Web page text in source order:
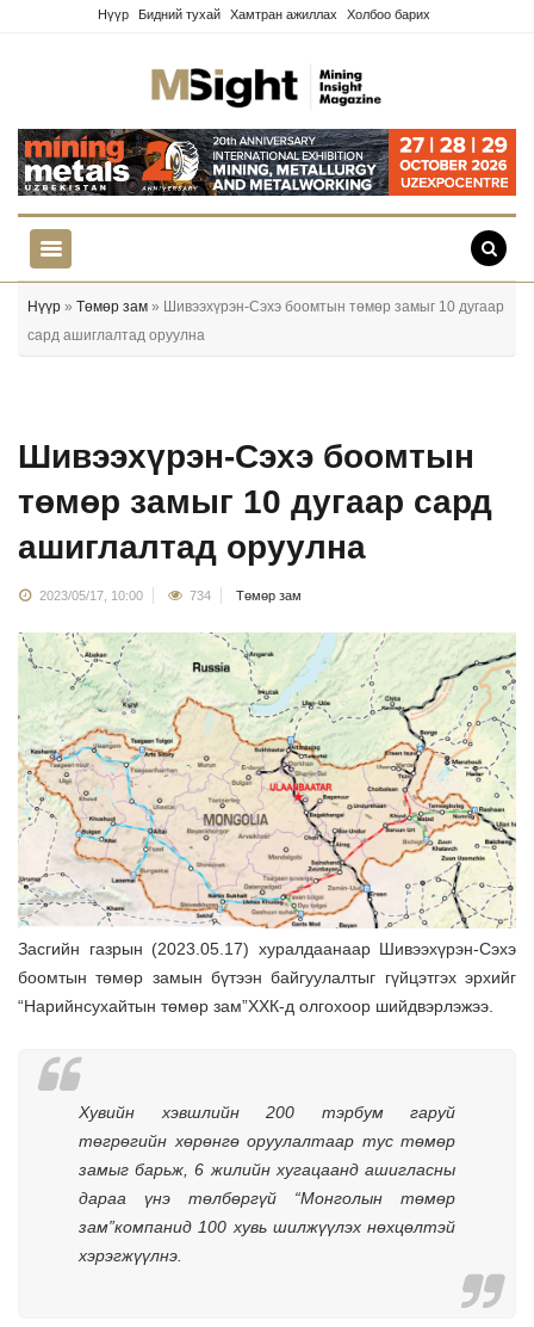
Нүүр Бидний тухай Хамтран ажиллах Холбоо барих
Нүүр » Төмөр зам » Шивээхүрэн-Сэхэ боомтын төмөр замыг 10 дугаар
сард ашиглалтад оруулна
Шивээхүрэн-Сэхэ боомтын
төмөр замыг 10 дугаар сард
ашиглалтад оруулна
2023/05/17, 10:00 734 Төмөр зам
Засгийн газрын (2023.05.17) хуралдаанаар Шивээхүрэн-Сэхэ
боомтын төмөр замын бүтээн байгуулалтыг гүйцэтгэх эрхийг
“Нарийнсухайтын төмөр зам”ХХК-д олгохоор шийдвэрлэжээ.
Хувийн хэвшлийн 200 тэрбум гаруй
төгрөгийн хөрөнгө оруулалтаар тус төмөр
замыг барьж, 6 жилийн хугацаанд ашигласны
дараа үнэ төлбөргүй “Монголын төмөр
зам”компанид 100 хувь шилжүүлэх нөхцөлтэй
хэрэгжүүлнэ.